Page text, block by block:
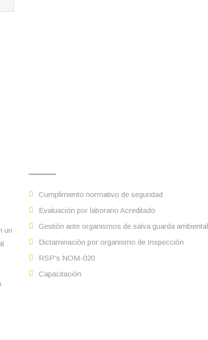
un
Cumplimiento normativo de seguridad
Evaluación por laborario Acreditado
Gestión ante organismos de salva guarda ambiental
Dictaminación por organismo de Inspección
RSP's NOM-020
Capacitación